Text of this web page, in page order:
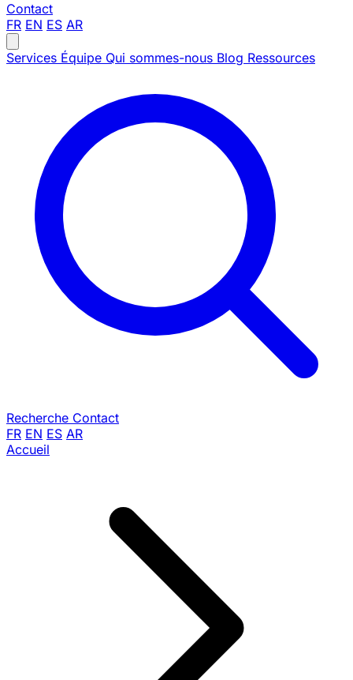
Contact
FR EN ES AR
Services Équipe Qui sommes-nous Blog Ressources
Recherche Contact
FR EN ES AR
Accueil